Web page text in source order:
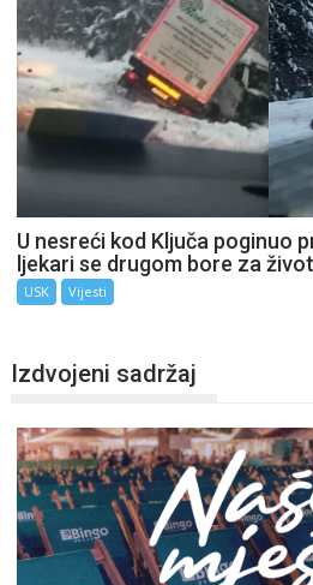
U nesreći kod Ključa poginuo
ljekari se drugom bore za život
USK Vijesti
Izdvojeni sadržaj